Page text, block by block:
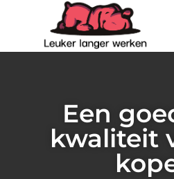
Een
kwaliteit